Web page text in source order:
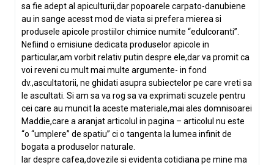
sa fie adept al apiculturii,dar popoarele carpato-danubiene
au in sange acesst mod de viata si prefera mierea si
produsele apicole prostiilor chimice numite “edulcoranti”.
Nefiind o emisiune dedicata produselor apicole in
particular,am vorbit relativ putin despre ele,dar va promit ca
voi reveni cu mult mai multe argumente- in fond
dv.,ascultatorii, ne ghidati asupra subiectelor pe care vreti sa
le ascultati. Si am sa va rog sa va exprimati scuzele pentru
cei care au muncit la aceste materiale,mai ales domnisoarei
Maddie,care a aranjat articolul in pagina – articolul nu este
“o “umplere” de spatiu” ci o tangenta la lumea infinit de
bogata a produselor naturale.
Iar despre cafea,dovezile si evidenta cotidiana pe mine ma